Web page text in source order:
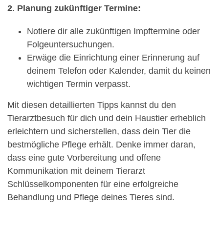
2. Planung zukünftiger Termine:
Notiere dir alle zukünftigen Impftermine oder
Folgeuntersuchungen.
Erwäge die Einrichtung einer Erinnerung auf
deinem Telefon oder Kalender, damit du keinen
wichtigen Termin verpasst.
Mit diesen detaillierten Tipps kannst du den
Tierarztbesuch für dich und dein Haustier erheblich
erleichtern und sicherstellen, dass dein Tier die
bestmögliche Pflege erhält. Denke immer daran,
dass eine gute Vorbereitung und offene
Kommunikation mit deinem Tierarzt
Schlüsselkomponenten für eine erfolgreiche
Behandlung und Pflege deines Tieres sind.